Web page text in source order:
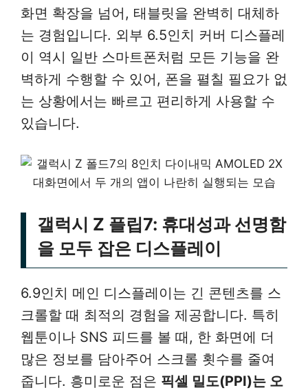
화면 확장을 넘어, 태블릿을 완벽히 대체하
는 경험입니다. 외부 6.5인치 커버 디스플레
이 역시 일반 스마트폰처럼 모든 기능을 완
벽하게 수행할 수 있어, 폰을 펼칠 필요가 없
는 상황에서는 빠르고 편리하게 사용할 수
있습니다.
갤럭시 Z 플립7: 휴대성과 선명함
을 모두 잡은 디스플레이
6.9인치 메인 디스플레이는 긴 콘텐츠를 스
크롤할 때 최적의 경험을 제공합니다. 특히
웹툰이나 SNS 피드를 볼 때, 한 화면에 더
많은 정보를 담아주어 스크롤 횟수를 줄여
줍니다. 흥미로운 점은 픽셀 밀도(PPI)는 오